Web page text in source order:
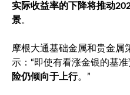
实际收益率的下降将推动
景。
摩根大通基础金属和贵金属
示：“即使有看涨金银的基准
险仍倾向于上行。”